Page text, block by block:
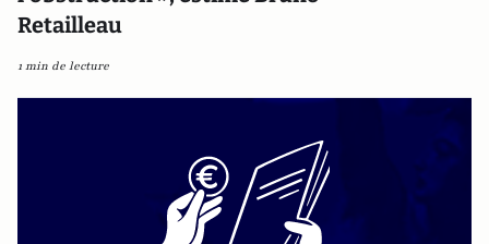
Retailleau
1 min de lecture